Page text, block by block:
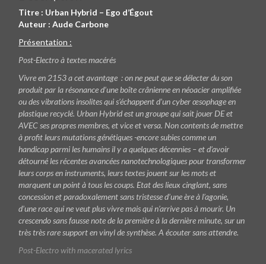
Titre : Urban Hybrid – Ego d’Égout
Auteur : Aude Carbone
Présentation :
Post-Electro à textes macérés
Vivre en 2153 a cet avantage : on ne peut que se délecter du son
produit par la résonance d’une boîte crânienne en néoacier amplifiée
ou des vibrations insolites qui s’échappent d’un cyber œsophage en
plastique recyclé. Urban Hybrid est un groupe qui sait jouer DE et
AVEC ses propres membres, et vice et versa. Non contents de mettre
à profit leurs mutations génétiques -encore subies comme un
handicap parmi les humains il y a quelques décennies – et d’avoir
détourné les récentes avancées nanotechnologiques pour transformer
leurs corps en instruments, leurs textes jouent sur les mots et
marquent un point à tous les coups. Etat des lieux cinglant, sans
concession et paradoxalement sans tristesse d’une ère à l’agonie,
d’une race qui ne veut plus vivre mais qui n’arrive pas à mourir. Un
crescendo sans fausse note de la première à la dernière minute, sur un
très très rare support en vinyl de synthèse. A écouter sans attendre.
Post-Electro with macerated lyrics